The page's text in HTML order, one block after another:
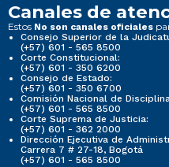
Canales de
Estos No son canales oficiales
Consejo Superior de la
(+57) 601 - 565 8500
Corte Constitucional:
(+57) 601 - 350 6200
Consejo de Estado:
(+57) 601 - 350 6700
Comisión Nacional de
(+57) 601 - 565 8500
Corte Suprema de Justicia:
(+57) 601 - 362 2000
Dirección Ejecutiva de
Carrera 7 # 27-18, Bogotá
(+57) 601 - 565 8500